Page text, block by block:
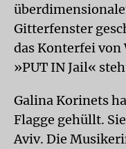
Gitterfenster
das Konterfei
»PUT IN Jail«
Galina Korinets
Flagge gehüllt.
Aviv. Die